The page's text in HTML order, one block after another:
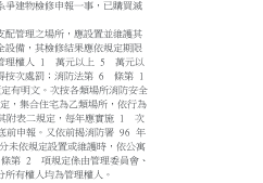
建物檢修申報一事，已購買滅
配管理之場所，應設置並維護其
備，其檢修結果應依規定期限
理權人 1 萬元以上 5 萬元以
次處罰；消防法第 6 條第 1
文。次按各類場所消防安全
合住宅為乙類場所，依行為
表二規定，每年應實施 1 次
申報。又依前揭消防署 96 年
依規定設置或維護時，依公寓
2 項規定係由管理委員會、
有權人均為管理權人。